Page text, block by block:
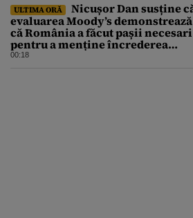
ULTIMA ORĂ
Nicușor Dan susține
evaluarea Moody’s demonstrează
că România a făcut pașii necesari
pentru a menține încrederea
investitorilor: „Totuși,
00:18